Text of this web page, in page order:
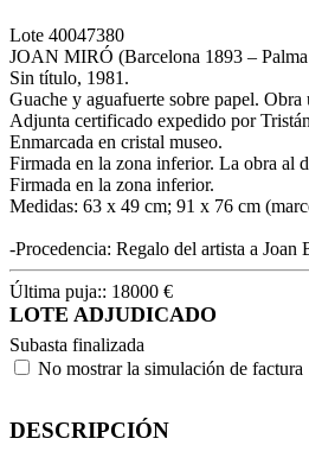
Lote 40047380
JOAN MIRÓ (Barcelona 1893 –
Sin título, 1981.
Guache y aguafuerte sobre papel. Obra
Adjunta certificado expedido por
Enmarcada en cristal museo.
Firmada en la zona inferior. La obra al
Firmada en la zona inferior.
Medidas: 63 x 49 cm; 91 x 76 cm
-Procedencia: Regalo del artista a Joan
Última puja:: 18000 €
LOTE ADJUDICADO
Subasta finalizada
No mostrar la simulación de factura
DESCRIPCIÓN